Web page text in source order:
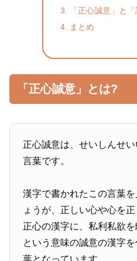
「正心誠意」と
まとめ
「正心誠意」とは?
正心誠意は、せいしんせ
言葉です。
漢字で書かれたこの言葉
ょうが、正しい心や心を
正心の漢字に、私利私欲
という意味の誠意の漢字